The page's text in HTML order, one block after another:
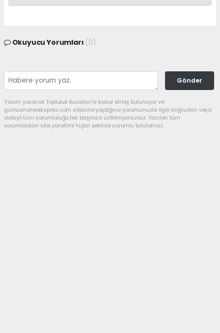
Okuyucu Yorumları (0)
Gönder
Yorum yazarak Topluluk Kuralları’nı kabul etmiş bulunuyor ve
gumushaneekspres.com sitesine yaptığınız yorumunuzla ilgili doğrudan veya
dolaylı tüm sorumluluğu tek başınıza üstleniyorsunuz. Yazılan tüm
yorumlardan site yönetimi hiçbir şekilde sorumlu tutulamaz.